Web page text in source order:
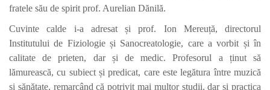
fratele său de spirit prof. Aurelian Dănilă.
Cuvinte calde i-a adresat și prof. Ion Mereuță, directorul
Institutului de Fiziologie și Sanocreatologie, care a vorbit și în
calitate de prieten, dar și de medic. Profesorul a ținut să
lămurească, cu subiect și predicat, care este legătura între muzică
și sănătate, remarcând că potrivit mai multor studii, dar și practica